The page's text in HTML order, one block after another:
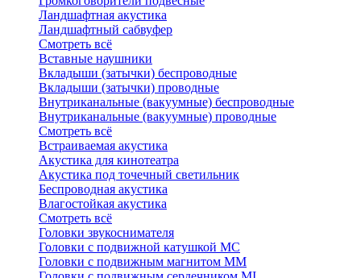
Ландшафтная акустика
Ландшафтный сабвуфер
Смотреть всё
Вставные наушники
Вкладыши (затычки) беспроводные
Вкладыши (затычки) проводные
Внутриканальные (вакуумные) беспроводные
Внутриканальные (вакуумные) проводные
Смотреть всё
Встраиваемая акустика
Акустика для кинотеатра
Акустика под точечный светильник
Беспроводная акустика
Влагостойкая акустика
Смотреть всё
Головки звукоснимателя
Головки с подвижной катушкой MC
Головки с подвижным магнитом ММ